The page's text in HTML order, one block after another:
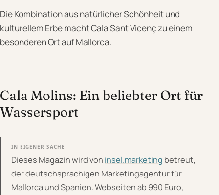
Die Kombination aus natürlicher Schönheit und
kulturellem Erbe macht Cala Sant Vicenç zu einem
besonderen Ort auf Mallorca.
Cala Molins: Ein beliebter Ort für
Wassersport
IN EIGENER SACHE
Dieses Magazin wird von insel.marketing betreut,
der deutschsprachigen Marketingagentur für
Mallorca und Spanien. Webseiten ab 990 Euro,